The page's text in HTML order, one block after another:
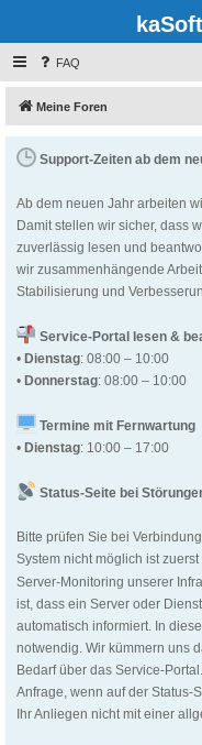
FAQ
Meine Foren
Support-Zeiten ab dem
Ab dem neuen Jahr arbeiten
Damit stellen wir sicher, dass
zuverlässig lesen und
wir zusammenhängende
Stabilisierung und
Service-Portal lesen &
• Dienstag: 08:00 – 10:00
• Donnerstag: 08:00 – 10:00
Termine mit Fernwartung
• Dienstag: 10:00 – 17:00
Status-Seite bei
Bitte prüfen Sie bei
System nicht möglich ist zuerst
Server-Monitoring unserer
ist, dass ein Server oder
automatisch informiert. In
notwendig. Wir kümmern uns
Bedarf über das Service-
Anfrage, wenn auf der Status-
Ihr Anliegen nicht mit einer